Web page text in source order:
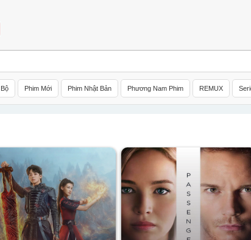
Phim Mới Phim Nhật Bản Phương Nam Phim REMUX